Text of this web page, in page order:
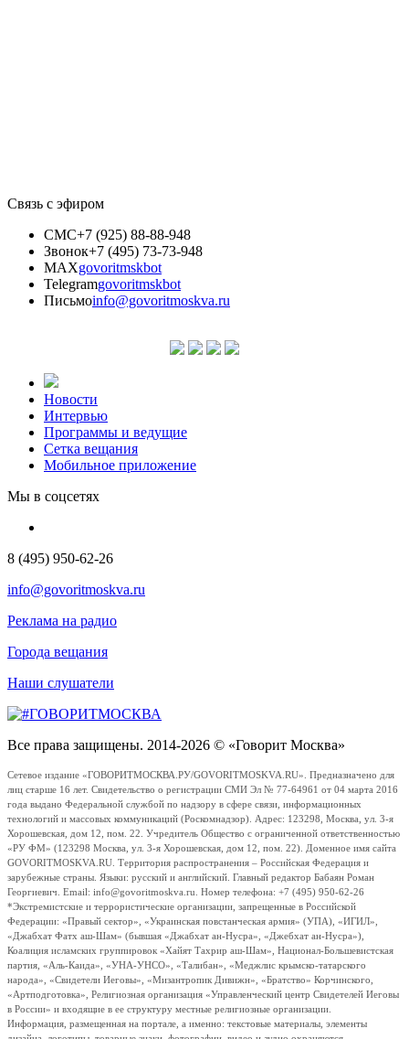
Связь с эфиром
СМС+7 (925) 88-88-948
Звонок+7 (495) 73-73-948
MAXgovoritmskbot
Telegramgovoritmskbot
Письмоinfo@govoritmoskva.ru
Новости
Интервью
Программы и ведущие
Сетка вещания
Мобильное приложение
Мы в соцсетях
8 (495) 950-62-26
info@govoritmoskva.ru
Реклама на радио
Города вещания
Наши слушатели
Все права защищены. 2014-2026 © «Говорит Москва»
Сетевое издание «ГОВОРИТМОСКВА.РУ/GOVORITMOSKVA.RU». Предназначено для
лиц старше 16 лет. Свидетельство о регистрации СМИ Эл № 77-64961 от 04 марта 2016
года выдано Федеральной службой по надзору в сфере связи, информационных
технологий и массовых коммуникаций (Роскомнадзор). Адрес: 123298, Москва, ул. 3-я
Хорошевская, дом 12, пом. 22. Учредитель Общество с ограниченной ответственностью
«РУ ФМ» (123298 Москва, ул. 3-я Хорошевская, дом 12, пом. 22). Доменное имя сайта
GOVORITMOSKVA.RU. Территория распространения – Российская Федерация и
зарубежные страны. Языки: русский и английский. Главный редактор Бабаян Роман
Георгиевич. Email: info@govoritmoskva.ru. Номер телефона: +7 (495) 950-62-26
*Экстремистские и террористические организации, запрещенные в Российской
Федерации: «Правый сектор», «Украинская повстанческая армия» (УПА), «ИГИЛ»,
«Джабхат Фатх аш-Шам» (бывшая «Джабхат ан-Нусра», «Джебхат ан-Нусра»),
Коалиция исламских группировок «Хайят Тахрир аш-Шам», Национал-Большевистская
партия, «Аль-Каида», «УНА-УНСО», «Талибан», «Меджлис крымско-татарского
народа», «Свидетели Иеговы», «Мизантропик Дивижн», «Братство» Корчинского,
«Артподготовка», Религиозная организация «Управленческий центр Свидетелей Иеговы
в России» и входящие в ее структуру местные религиозные организации.
Информация, размещенная на портале, а именно: текстовые материалы, элементы